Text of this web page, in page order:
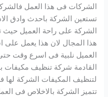
الشركات فى هذا العمل
تستعين الشركة باحدث وادق
الشركة على راحة العميل حيث
هذا المجال لان هذا يعمل على
العميل نلبية فى اسرع وقت
القادمة شركة تنظيف مكيفات
لتنظيف المكيفات الشركة لها
تتميز الشركة بالاخلاص فى